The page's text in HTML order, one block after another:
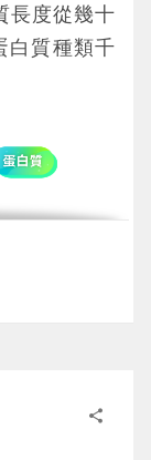
IgG 兩種抗
檢測液擴
菱形)+ 膠
病毒蛋白
或IgG)，
綠+紅的複
複合體裡
IgG 線被
；而兔子
獲得「疫
長度從幾十
白質種類千
、胞嘧啶
的直鏈單
share